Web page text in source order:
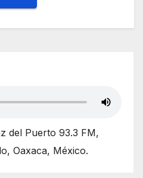
del Puerto 93.3 FM,
Oaxaca, México.